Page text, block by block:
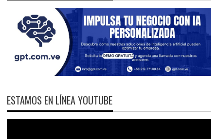
ESTAMOS EN LÍNEA YOUTUBE